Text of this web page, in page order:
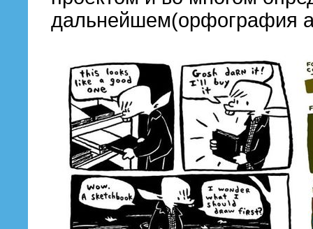
дальнейшем(орфография